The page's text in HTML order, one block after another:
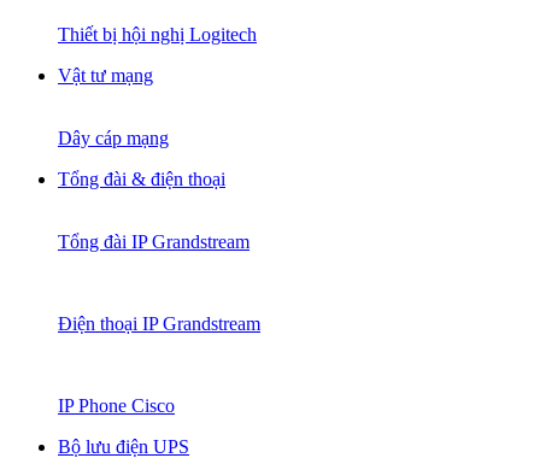
Thiết bị hội nghị Logitech
Vật tư mạng
Dây cáp mạng
Tổng đài & điện thoại
Tổng đài IP Grandstream
Điện thoại IP Grandstream
IP Phone Cisco
Bộ lưu điện UPS